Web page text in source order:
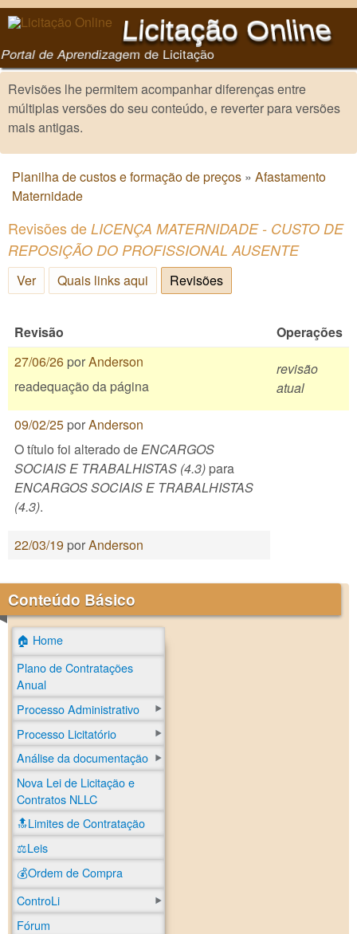
Pular para o conteúdo
principal
Licitação Online
Portal de Aprendizagem de Licitação
Revisões lhe permitem acompanhar diferenças entre
múltiplas versões do seu conteúdo, e reverter para versões
mais antigas.
Você está aqui
Planilha de custos e formação de preços » Afastamento
Maternidade
Revisões de LICENÇA MATERNIDADE - CUSTO DE
REPOSIÇÃO DO PROFISSIONAL AUSENTE
Ver Quais links aqui Revisões
Revisão
Operações
27/06/26 porAnderson
readequação da página
revisão
atual
09/02/25 porAnderson
O título foi alterado deENCARGOS
SOCIAIS E TRABALHISTAS (4.3) para
ENCARGOS SOCIAIS E TRABALHISTAS
(4.3).
22/03/19 porAnderson
Conteúdo Básico
🏠 Home
Plano de Contratações
Anual
Processo Administrativo
Processo Licitatório
Análise da documentação
Nova Lei de Licitação e
Contratos NLLC
🔝Limites de Contratação
⚖️Leis
💰Ordem de Compra
ControLi
Fórum